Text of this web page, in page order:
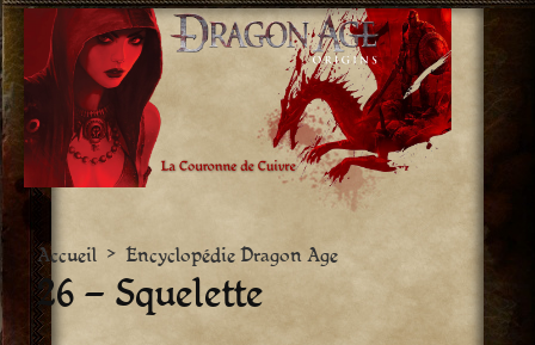
Aller
vers
le
contenu
Accueil > Encyclopédie Dragon Age
26 – Squelette